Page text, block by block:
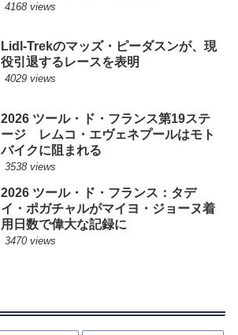
4168 views
Lidl-Trekのマッズ・ピーダスンが、現
役引退するレースを表明
4029 views
2026 ツール・ド・フランス第19ステ
ージ レムコ・エヴェネプールはモト
バイクに阻まれる
3538 views
2026 ツール・ド・フランス：タデ
イ・ポガチャルがマイヨ・ジョーヌ着
用日数で偉大な記録に
3470 views